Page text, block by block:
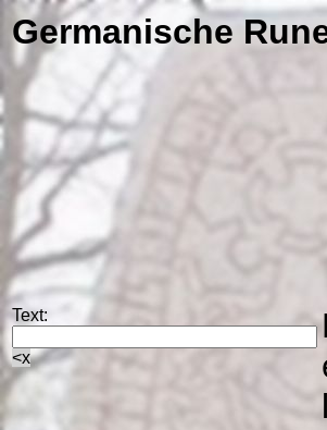
Germanische
Text:
<x